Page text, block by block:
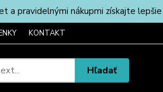
a pravidelnými nákupmi získajte
KONTAKT
Hľadať